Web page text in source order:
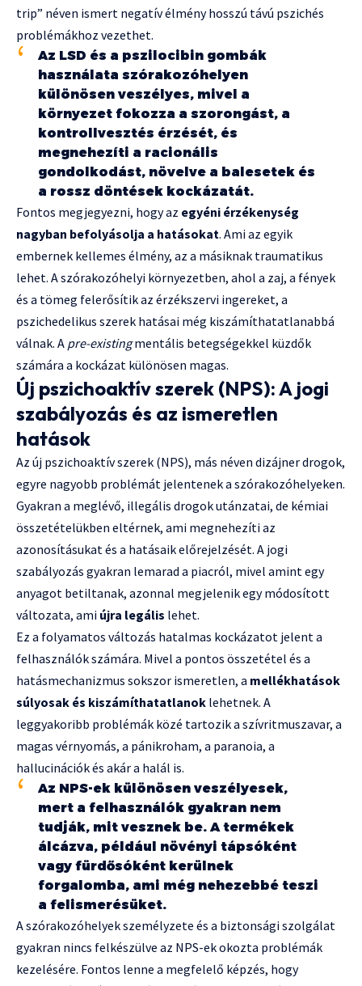
trip” néven ismert negatív élmény hosszú távú pszichés
problémákhoz vezethet.
Az LSD és a pszilocibin gombák
használata szórakozóhelyen
különösen veszélyes, mivel a
környezet fokozza a szorongást, a
kontrollvesztés érzését, és
megnehezíti a racionális
gondolkodást, növelve a balesetek és
a rossz döntések kockázatát.
Fontos megjegyezni, hogy az egyéni érzékenység
nagyban befolyásolja a hatásokat. Ami az egyik
embernek kellemes élmény, az a másiknak traumatikus
lehet. A szórakozóhelyi környezetben, ahol a zaj, a fények
és a tömeg felerősítik az érzékszervi ingereket, a
pszichedelikus szerek hatásai még kiszámíthatatlanabbá
válnak. A pre-existingmentális betegségekkel küzdők
számára a kockázat különösen magas.
Új pszichoaktív szerek (NPS): A jogi
szabályozás és az ismeretlen
hatások
Az új pszichoaktív szerek (NPS), más néven dizájner drogok,
egyre nagyobb problémát jelentenek a szórakozóhelyeken.
Gyakran a meglévő, illegális drogok utánzatai, de kémiai
összetételükben eltérnek, ami megnehezíti az
azonosításukat és a hatásaik előrejelzését. A jogi
szabályozás gyakran lemarad a piacról, mivel amint egy
anyagot betiltanak, azonnal megjelenik egy módosított
változata, ami újra legális lehet.
Ez a folyamatos változás hatalmas kockázatot jelent a
felhasználók számára. Mivel a pontos összetétel és a
hatásmechanizmus sokszor ismeretlen, a mellékhatások
súlyosak és kiszámíthatatlanok lehetnek. A
leggyakoribb problémák közé tartozik a szívritmuszavar, a
magas vérnyomás, a pánikroham, a paranoia, a
hallucinációk és akár a halál is.
Az NPS-ek különösen veszélyesek,
mert a felhasználók gyakran nem
tudják, mit vesznek be. A termékek
álcázva, például növényi tápsóként
vagy fürdősóként kerülnek
forgalomba, ami még nehezebbé teszi
a felismerésüket.
A szórakozóhelyek személyzete és a biztonsági szolgálat
gyakran nincs felkészülve az NPS-ek okozta problémák
kezelésére. Fontos lenne a megfelelő képzés, hogy